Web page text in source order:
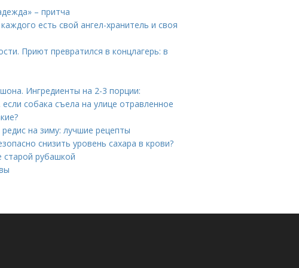
– притча
есть свой ангел-хранитель и своя
Приют превратился в концлагерь: в
Ингредиенты на 2-3 порции:
собака съела на улице отравленное
на зиму: лучшие рецепты
снизить уровень сахара в крови?
старой рубашкой